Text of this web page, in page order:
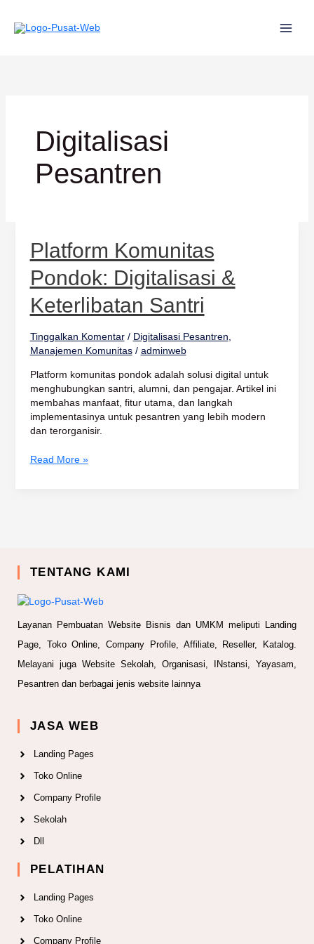
konten
Digitalisasi
Pesantren
Platform Komunitas
Pondok: Digitalisasi &
Keterlibatan Santri
Tinggalkan Komentar / Digitalisasi Pesantren
Manajemen Komunitas/ adminweb
Platform komunitas pondok adalah solusi digital untuk
menghubungkan santri, alumni, dan pengajar. Artikel ini
membahas manfaat, fitur utama, dan langkah
implementasinya untuk pesantren yang lebih modern
dan terorganisir.
Platform
Komunitas
Pondok:
Digitalisasi
&
Keterlibatan
Read More »
TENTANG KAMI
Layanan Pembuatan Website Bisnis dan UMKM meliputi Landing
Page, Toko Online, Company Profile, Affiliate, Reseller, Katalog.
Melayani juga Website Sekolah, Organisasi, INstansi, Yayasam,
Pesantren dan berbagai jenis website lainnya
JASA WEB
Landing Pages
Toko Online
Company Profile
Sekolah
Dll
PELATIHAN
Landing Pages
Toko Online
Company Profile